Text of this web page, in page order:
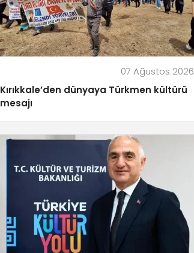
07 Ağustos 2026
Kırıkkale’den dünyaya Türkmen kültürü
mesajı